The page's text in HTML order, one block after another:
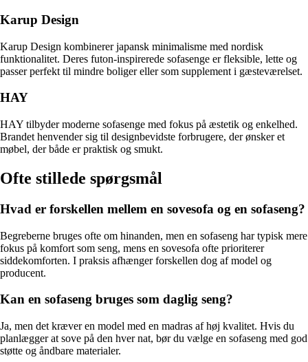
Karup Design
Karup Design kombinerer japansk minimalisme med nordisk
funktionalitet. Deres futon-inspirerede sofasenge er fleksible, lette og
passer perfekt til mindre boliger eller som supplement i gæsteværelset.
HAY
HAY tilbyder moderne sofasenge med fokus på æstetik og enkelhed.
Brandet henvender sig til designbevidste forbrugere, der ønsker et
møbel, der både er praktisk og smukt.
Ofte stillede spørgsmål
Hvad er forskellen mellem en sovesofa og en sofaseng?
Begreberne bruges ofte om hinanden, men en sofaseng har typisk mere
fokus på komfort som seng, mens en sovesofa ofte prioriterer
siddekomforten. I praksis afhænger forskellen dog af model og
producent.
Kan en sofaseng bruges som daglig seng?
Ja, men det kræver en model med en madras af høj kvalitet. Hvis du
planlægger at sove på den hver nat, bør du vælge en sofaseng med god
støtte og åndbare materialer.